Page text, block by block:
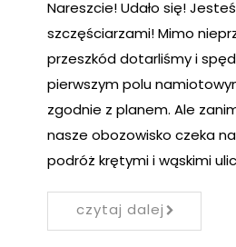
Nareszcie! Udało się!
szczęściarzami! Mimo
przeszkód dotarliśmy i
pierwszym polu
zgodnie z planem. Ale
nasze obozowisko czeka
podróż krętymi i wąskimi
czytaj dalej